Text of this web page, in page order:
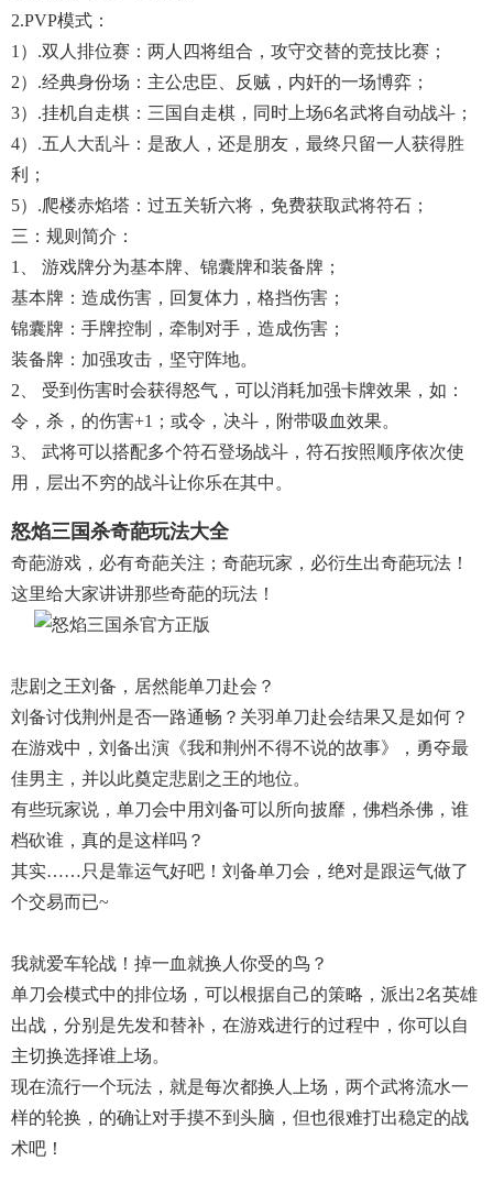
2.PVP模式：
1）.双人排位赛：两人四将组合，攻守交替的竞技比赛；
2）.经典身份场：主公忠臣、反贼，内奸的一场博弈；
3）.挂机自走棋：三国自走棋，同时上场6名武将自动战斗；
4）.五人大乱斗：是敌人，还是朋友，最终只留一人获得胜
利；
5）.爬楼赤焰塔：过五关斩六将，免费获取武将符石；
三：规则简介：
1、 游戏牌分为基本牌、锦囊牌和装备牌；
基本牌：造成伤害，回复体力，格挡伤害；
锦囊牌：手牌控制，牵制对手，造成伤害；
装备牌：加强攻击，坚守阵地。
2、 受到伤害时会获得怒气，可以消耗加强卡牌效果，如：
令，杀，的伤害+1；或令，决斗，附带吸血效果。
3、 武将可以搭配多个符石登场战斗，符石按照顺序依次使
用，层出不穷的战斗让你乐在其中。
怒焰三国杀奇葩玩法大全
奇葩游戏，必有奇葩关注；奇葩玩家，必衍生出奇葩玩法！
这里给大家讲讲那些奇葩的玩法！
悲剧之王刘备，居然能单刀赴会？
刘备讨伐荆州是否一路通畅？关羽单刀赴会结果又是如何？
在游戏中，刘备出演《我和荆州不得不说的故事》，勇夺最
佳男主，并以此奠定悲剧之王的地位。
有些玩家说，单刀会中用刘备可以所向披靡，佛档杀佛，谁
档砍谁，真的是这样吗？
其实……只是靠运气好吧！刘备单刀会，绝对是跟运气做了
个交易而已~
我就爱车轮战！掉一血就换人你受的鸟？
单刀会模式中的排位场，可以根据自己的策略，派出2名英雄
出战，分别是先发和替补，在游戏进行的过程中，你可以自
主切换选择谁上场。
现在流行一个玩法，就是每次都换人上场，两个武将流水一
样的轮换，的确让对手摸不到头脑，但也很难打出稳定的战
术吧！